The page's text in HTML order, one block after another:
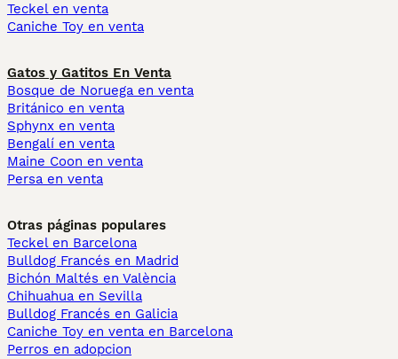
Teckel en venta
Caniche Toy en venta
Gatos y Gatitos En Venta
Bosque de Noruega en venta
Británico en venta
Sphynx en venta
Bengalí en venta
Maine Coon en venta
Persa en venta
Otras páginas populares
Teckel en Barcelona
Bulldog Francés en Madrid
Bichón Maltés en València
Chihuahua en Sevilla
Bulldog Francés en Galicia
Caniche Toy en venta en Barcelona
Perros en adopcion